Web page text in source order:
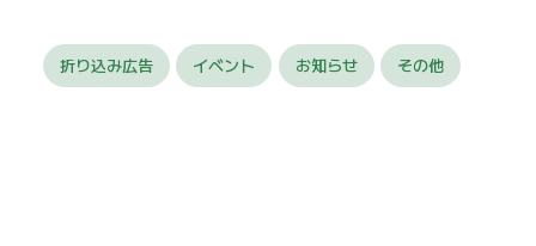
折り込み広告 イベント お知らせ その他